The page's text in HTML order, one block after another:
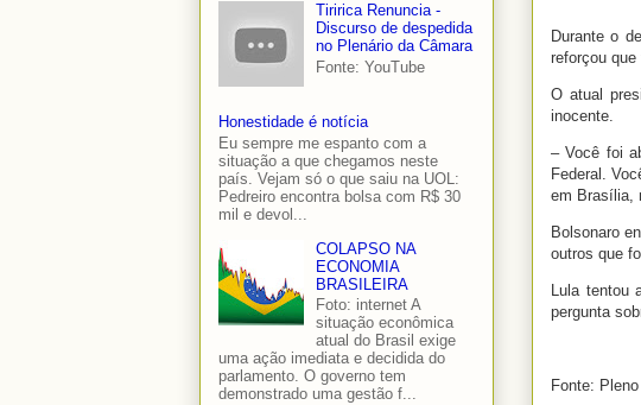
Durante o
reforçou
O atual
inocente.
– Você foi
Federal.
em Brasília,
Bolsonaro
outros que
Lula tentou
pergunta
Fonte:
Tiririca Renuncia -
Discurso de despedida
no Plenário da Câmara
Fonte: YouTube
Honestidade é notícia
Eu sempre me espanto com a
situação a que chegamos neste
país. Vejam só o que saiu na UOL:
Pedreiro encontra bolsa com R$ 30
mil e devol...
COLAPSO NA
ECONOMIA
BRASILEIRA
Foto: internet A
situação econômica
atual do Brasil exige
uma ação imediata e decidida do
parlamento. O governo tem
demonstrado uma gestão f...